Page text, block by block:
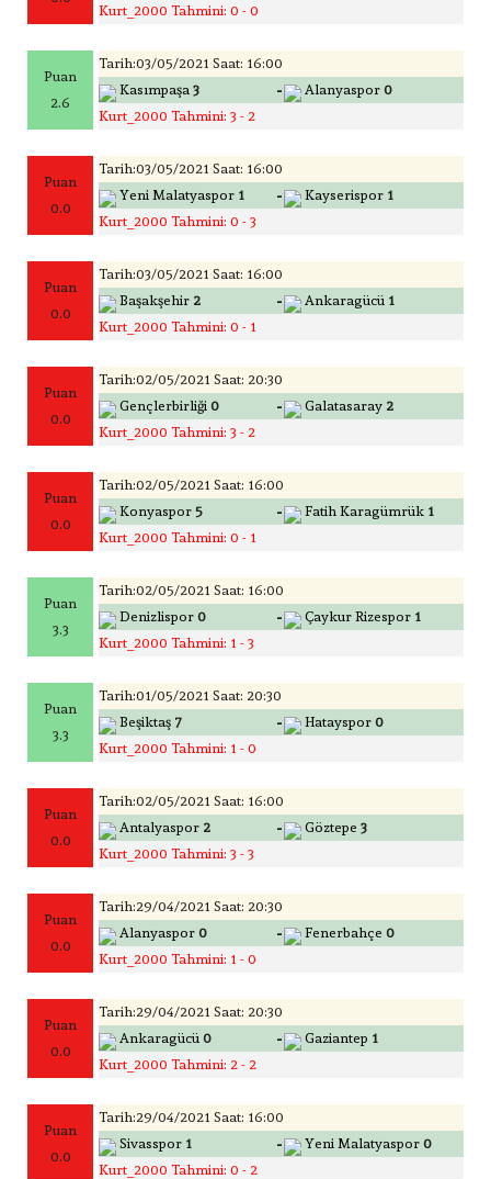
Kurt_2000 Tahmini: 0 - 0
Puan
2.6
Tarih:03/05/2021 Saat: 16:00
Kasımpaşa 3 - Alanyaspor 0
Kurt_2000 Tahmini: 3 - 2
Puan
0.0
Tarih:03/05/2021 Saat: 16:00
Yeni Malatyaspor 1 - Kayserispor 1
Kurt_2000 Tahmini: 0 - 3
Puan
0.0
Tarih:03/05/2021 Saat: 16:00
Başakşehir 2 - Ankaragücü 1
Kurt_2000 Tahmini: 0 - 1
Puan
0.0
Tarih:02/05/2021 Saat: 20:30
Gençlerbirliği 0 - Galatasaray 2
Kurt_2000 Tahmini: 3 - 2
Puan
0.0
Tarih:02/05/2021 Saat: 16:00
Konyaspor 5 - Fatih Karagümrük 1
Kurt_2000 Tahmini: 0 - 1
Puan
3.3
Tarih:02/05/2021 Saat: 16:00
Denizlispor 0 - Çaykur Rizespor 1
Kurt_2000 Tahmini: 1 - 3
Puan
3.3
Tarih:01/05/2021 Saat: 20:30
Beşiktaş 7 - Hatayspor 0
Kurt_2000 Tahmini: 1 - 0
Puan
0.0
Tarih:02/05/2021 Saat: 16:00
Antalyaspor 2 - Göztepe 3
Kurt_2000 Tahmini: 3 - 3
Puan
0.0
Tarih:29/04/2021 Saat: 20:30
Alanyaspor 0 - Fenerbahçe 0
Kurt_2000 Tahmini: 1 - 0
Puan
0.0
Tarih:29/04/2021 Saat: 20:30
Ankaragücü 0 - Gaziantep 1
Kurt_2000 Tahmini: 2 - 2
Puan
0.0
Tarih:29/04/2021 Saat: 16:00
Sivasspor 1 - Yeni Malatyaspor 0
Kurt_2000 Tahmini: 0 - 2